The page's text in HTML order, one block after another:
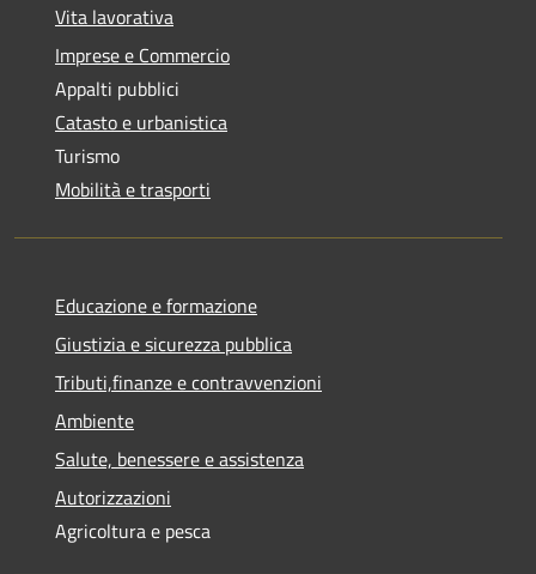
Vita lavorativa
Imprese e Commercio
Appalti pubblici
Catasto e urbanistica
Turismo
Mobilità e trasporti
Educazione e formazione
Giustizia e sicurezza pubblica
Tributi,finanze e contravvenzioni
Ambiente
Salute, benessere e assistenza
Autorizzazioni
Agricoltura e pesca